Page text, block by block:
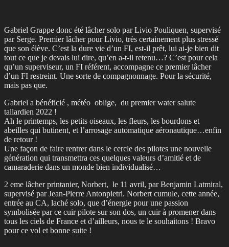
Gabriel Grappe donc été lâcher solo par Livio Pouliquen, supervisé
par Serge. Premier lâcher pour Livio, très certainement plus stressé
que son élève. C’est la dure vie d’un FI, est-il prêt, lui ai-je bien dit
tout ce que je devais lui dire, qu’en a-t-il retenu…? C’est pour cela
qu’un superviseur, un FI référent, accompagne ce premier lâcher
d’un FI restreint. Une sorte de compagnonnage. Pour la sécurité,
mais pas que.
Gabriel a bénéficié , météo oblige, du premier water salute
tallardien 2022 !
Ah le printemps, les petits oiseaux, les fleurs, les bourdons et
abeilles qui butinent, et l’arrosage automatique aéronautique…enfin
de retour !
Une façon de faire rentrer dans le cercle des pilotes une nouvelle
génération qui transmettra ces quelques valeurs d’amitié et de
camaraderie dans un monde bien individualisé…
2 eme lâcher printanier, Norbert, le 11 avril, par Benjamin Latmiral,
supervisé par Jean-Pierre Antonpietri. Norbert cumule, cette année,
entrée au CA, laché solo, que d’énergie pour une passion
symbolisée par ce cuir pilote sur son dos, un cuir à promener dans
tous les ciels de France et d’ailleurs, nous te le souhaitons ! Bravo
pour ce vol et bonne suite !